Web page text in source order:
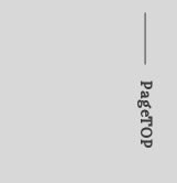
PageTOP